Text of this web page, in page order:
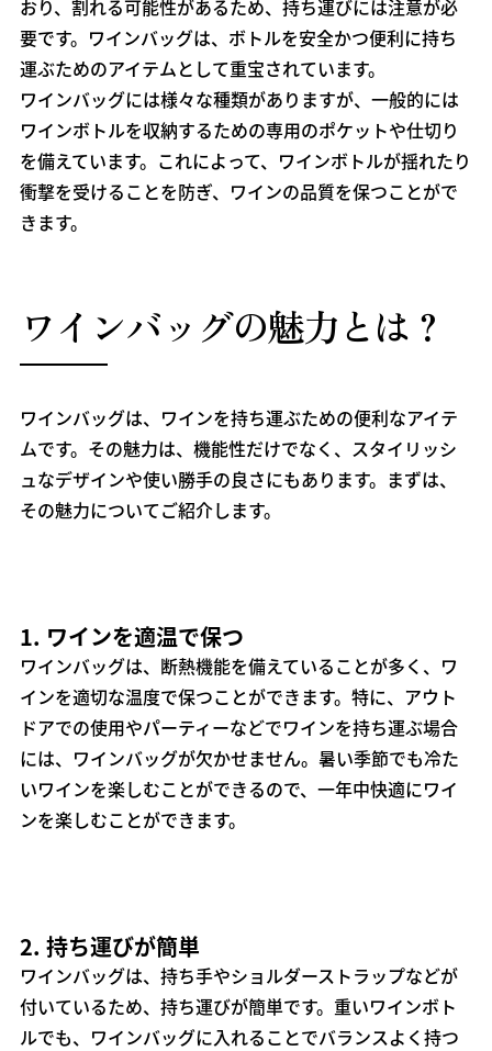
おり、割れる可能性があるため、持ち運びには注意が必
要です。ワインバッグは、ボトルを安全かつ便利に持ち
運ぶためのアイテムとして重宝されています。
ワインバッグには様々な種類がありますが、一般的には
ワインボトルを収納するための専用のポケットや仕切り
を備えています。これによって、ワインボトルが揺れたり
衝撃を受けることを防ぎ、ワインの品質を保つことがで
きます。
ワインバッグの魅力とは？
ワインバッグは、ワインを持ち運ぶための便利なアイテ
ムです。その魅力は、機能性だけでなく、スタイリッシ
ュなデザインや使い勝手の良さにもあります。まずは、
その魅力についてご紹介します。
1. ワインを適温で保つ
ワインバッグは、断熱機能を備えていることが多く、ワ
インを適切な温度で保つことができます。特に、アウト
ドアでの使用やパーティーなどでワインを持ち運ぶ場合
には、ワインバッグが欠かせません。暑い季節でも冷た
いワインを楽しむことができるので、一年中快適にワイ
ンを楽しむことができます。
2. 持ち運びが簡単
ワインバッグは、持ち手やショルダーストラップなどが
付いているため、持ち運びが簡単です。重いワインボト
ルでも、ワインバッグに入れることでバランスよく持つ